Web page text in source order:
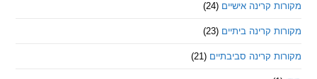
קרינה אישיים (24)
קרינה ביתיים (23)
קרינה סביבתיים (21)